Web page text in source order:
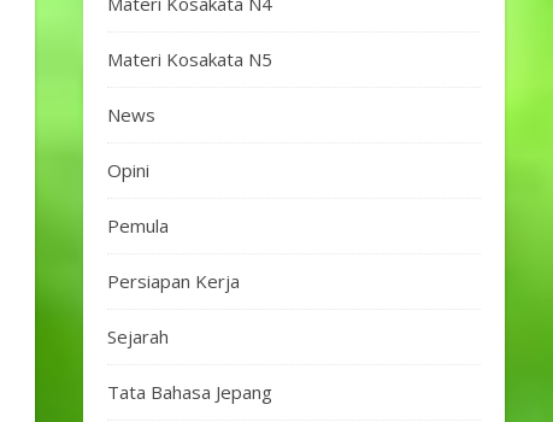
Materi Kosakata N5
News
Opini
Pemula
Persiapan Kerja
Sejarah
Tata Bahasa Jepang